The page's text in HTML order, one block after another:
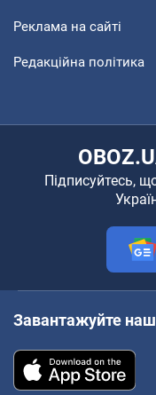
Реклама на сайті
Редакційна політика
Підписуйтесь,
Завантажуйте